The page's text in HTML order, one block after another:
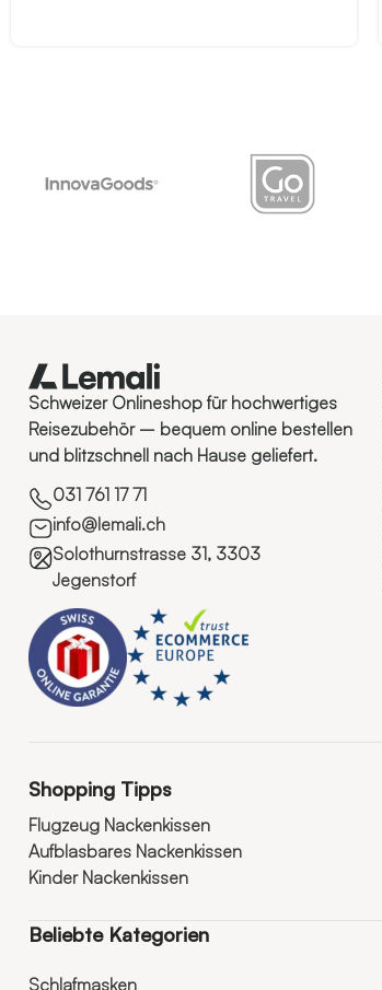
Schweizer Onlineshop für hochwertiges
Reisezubehör – bequem online bestellen
und blitzschnell nach Hause geliefert.
031 761 17 71
info@lemali.ch
Solothurnstrasse 31, 3303
Jegenstorf
Shopping Tipps
Flugzeug Nackenkissen
Aufblasbares Nackenkissen
Kinder Nackenkissen
Beliebte Kategorien
Schlafmasken